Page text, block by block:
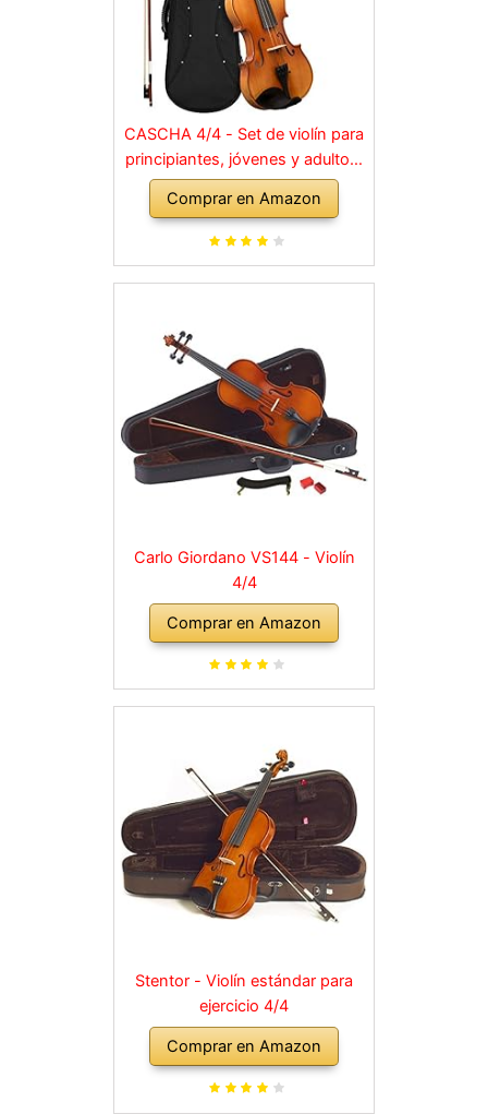
CASCHA 4/4 - Set de violín para
principiantes, jóvenes y adultos,
violín macizo con arco, colofonia,
cuerdas de repuesto, soporte
para hombro, maletín, abeto
Comprar en Amazon
Carlo Giordano VS144 - Violín
4/4
Comprar en Amazon
Stentor - Violín estándar para
ejercicio 4/4
Comprar en Amazon